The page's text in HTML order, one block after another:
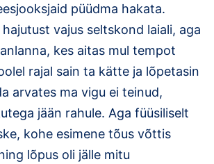
püüdma hakata.
vajus seltskond laiali, aga
kes aitas mul tempot
rajal sain ta kätte ja lõpetasin
arvates ma vigu ei teinud,
jään rahule. Aga füüsiliselt
kohe esimene tõus võttis
lõpus oli jälle mitu